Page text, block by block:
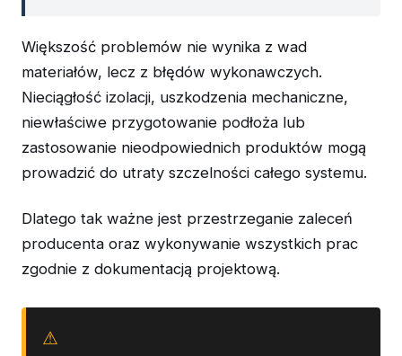
Większość problemów nie wynika z wad
materiałów, lecz z błędów wykonawczych.
Nieciągłość izolacji, uszkodzenia mechaniczne,
niewłaściwe przygotowanie podłoża lub
zastosowanie nieodpowiednich produktów mogą
prowadzić do utraty szczelności całego systemu.
Dlatego tak ważne jest przestrzeganie zaleceń
producenta oraz wykonywanie wszystkich prac
zgodnie z dokumentacją projektową.